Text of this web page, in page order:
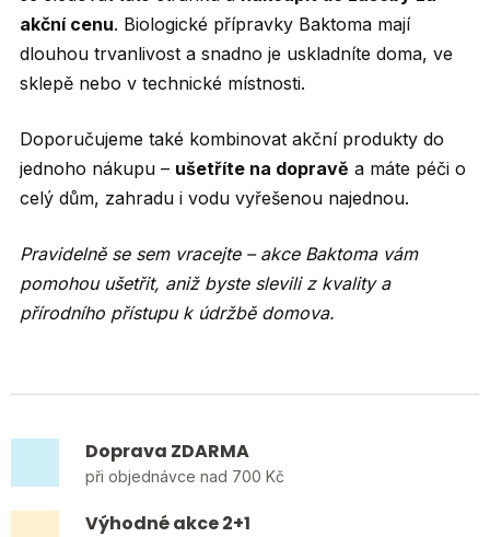
akční cenu. Biologické přípravky Baktoma mají
dlouhou trvanlivost a snadno je uskladníte doma, ve
sklepě nebo v technické místnosti.
Doporučujeme také kombinovat akční produkty do
jednoho nákupu – ušetříte na dopravě a máte péči o
celý dům, zahradu i vodu vyřešenou najednou.
Pravidelně se sem vracejte – akce Baktoma vám
pomohou ušetřit, aniž byste slevili z kvality a
přírodního přístupu k údržbě domova.
Doprava ZDARMA
při objednávce nad 700 Kč
Výhodné akce 2+1